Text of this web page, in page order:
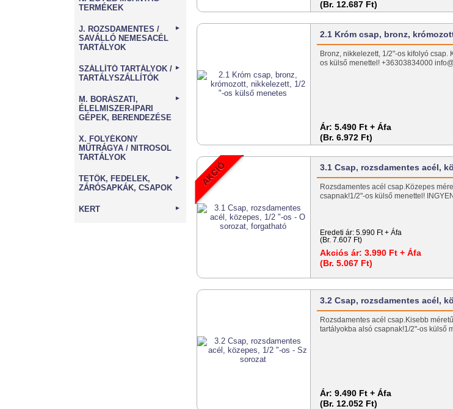
TERMÉKEK
J. ROZSDAMENTES /
SAVÁLLÓ NEMESACÉL
TARTÁLYOK
►
SZÁLLÍTÓ TARTÁLYOK /
TARTÁLYSZÁLLÍTÓK
►
M. BORÁSZATI,
ÉLELMISZER-IPARI
GÉPEK, BERENDEZÉSE
►
X. FOLYÉKONY
MŰTRÁGYA / NITROSOL
TARTÁLYOK
TETŐK, FEDELEK,
ZÁRÓSAPKÁK, CSAPOK
►
KERT ►
(Br. 12.687 Ft)
2.1 Króm csap, bronz,
Bronz, nikkelezett, 1/2"-os kifolyó
os külső menettel! +36303834000
Ár: 5.490 Ft + Áfa
(Br. 6.972 Ft)
3.1 Csap, rozsdamentes acél,
Rozsdamentes acél csap.Közepes
csapnak!1/2"-os külső menettel!
Eredeti ár: 5.990 Ft + Áfa
(Br. 7.607 Ft)
Akciós ár: 3.990 Ft + Áfa
(Br. 5.067 Ft)
3.2 Csap, rozsdamentes acél,
Rozsdamentes acél csap.Kisebb
tartályokba alsó csapnak!1/2"-os külső
Ár: 9.490 Ft + Áfa
(Br. 12.052 Ft)